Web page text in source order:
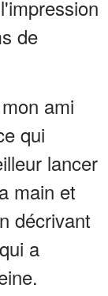
de
ami
qui
lancer
main et
décrivant
a